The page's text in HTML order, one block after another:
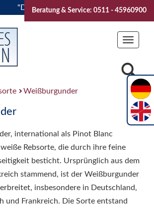
"Das Sommerfest 2026" Vive la
Beratung & Service: 0511 - 45960900
Toggle
Weißburgunder
international als Pinot Blanc
Rebsorte, die durch ihre feine
besticht. Ursprünglich aus dem
stammend, ist der Weißburgunder
insbesondere in Deutschland,
und Frankreich. Die Sorte entstand